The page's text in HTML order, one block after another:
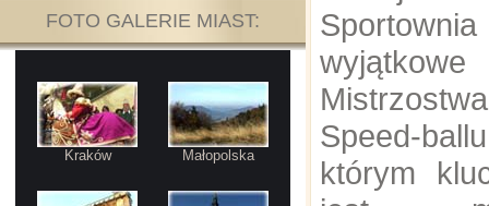
FOTO GALERIE MIAST:
Kraków Małopolska
Speed-
którym